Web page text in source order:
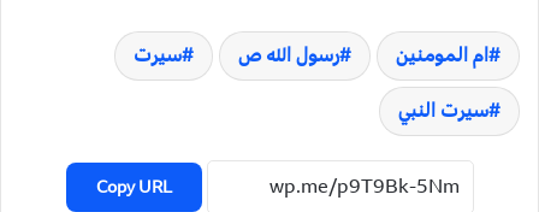
ام المومنین رسول الله ص
سیرت
سیرت النبي
Copy URL